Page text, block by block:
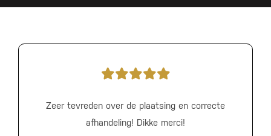
Zeer tevreden over de plaatsing en correcte
afhandeling! Dikke merci!